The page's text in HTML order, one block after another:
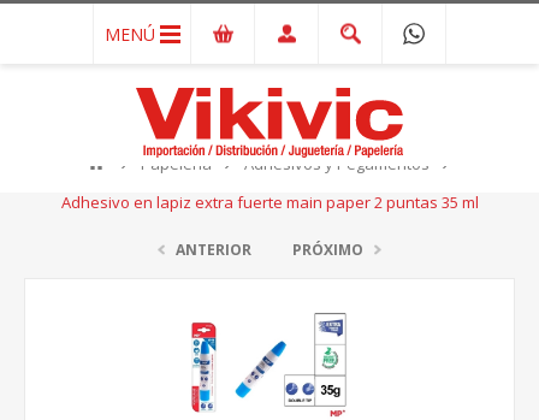
MENÚ
Papelería
Adhesivos y Pegamentos
Adhesivo en lapiz extra fuerte main paper 2 puntas 35 ml
ANTERIOR PRÓXIMO